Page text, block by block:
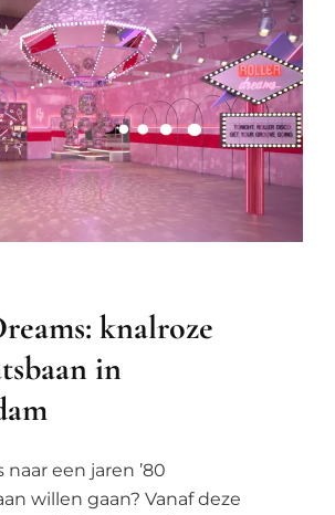
knalroze
in
naar een jaren ’80
willen gaan? Vanaf deze